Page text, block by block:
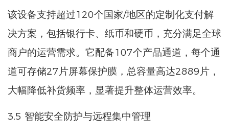
该设备支持超过120个国家/地区的定制化支付解
决方案，包括银行卡、纸币和硬币，充分满足全球
商户的运营需求。它配备107个产品通道，每个通
道可存储27片屏幕保护膜，总容量高达2889片，
大幅降低补货频率，显著提升整体运营效率。
3.5 智能安全防护与远程集中管理